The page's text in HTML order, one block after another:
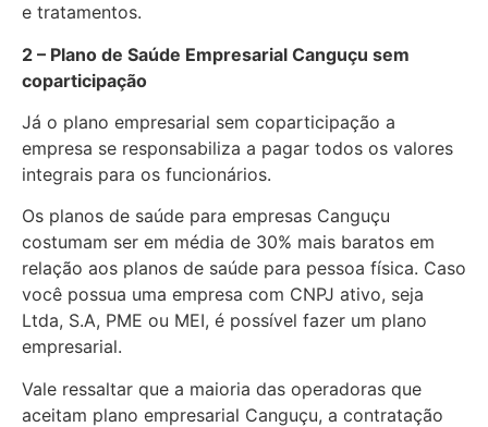
e tratamentos.
2 – Plano de Saúde Empresarial Canguçu sem
coparticipação
Já o plano empresarial sem coparticipação a
empresa se responsabiliza a pagar todos os valores
integrais para os funcionários.
Os planos de saúde para empresas Canguçu
costumam ser em média de 30% mais baratos em
relação aos planos de saúde para pessoa física. Caso
você possua uma empresa com CNPJ ativo, seja
Ltda, S.A, PME ou MEI, é possível fazer um plano
empresarial.
Vale ressaltar que a maioria das operadoras que
aceitam plano empresarial Canguçu, a contratação